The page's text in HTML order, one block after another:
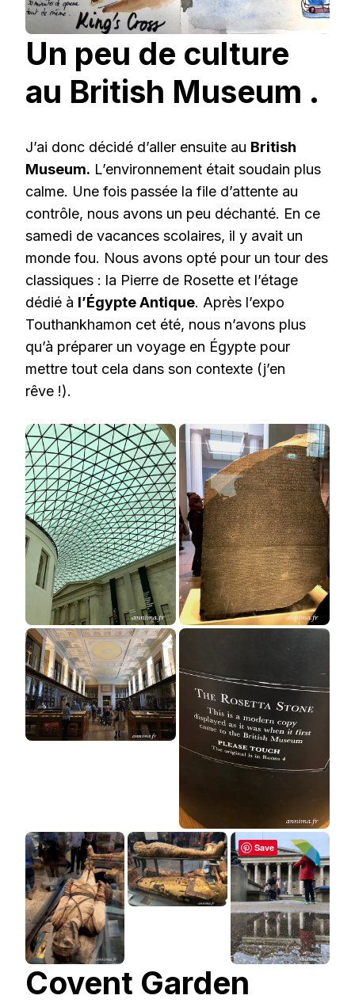
Un peu de culture
au British Museum .
J’ai donc décidé d’aller ensuite au British
Museum. L’environnement était soudain plus
calme. Une fois passée la file d’attente au
contrôle, nous avons un peu déchanté. En ce
samedi de vacances scolaires, il y avait un
monde fou. Nous avons opté pour un tour des
classiques : la Pierre de Rosette et l’étage
dédié à l’Égypte Antique. Après l’expo
Touthankhamon cet été, nous n’avons plus
qu’à préparer un voyage en Égypte pour
mettre tout cela dans son contexte (j’en
rêve !).
Covent Garden
Save